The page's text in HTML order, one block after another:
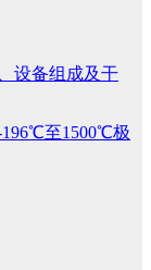
设备组成及干
196℃至1500℃极